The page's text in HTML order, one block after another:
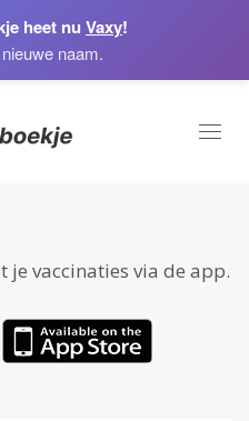
heet nu Vaxy!
naam.
vaccinaties via de app.